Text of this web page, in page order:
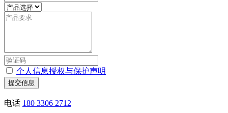
个人信息授权与保护声明
提交信息
电话 180 3306 2712